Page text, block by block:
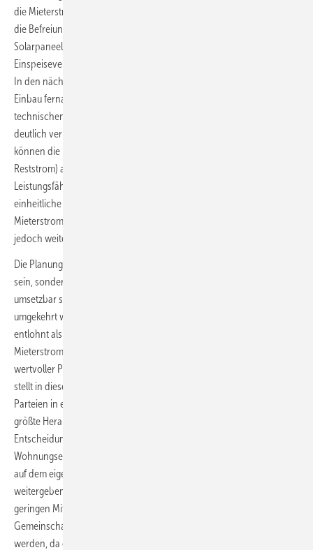
die Mieterstrom attraktiver machen: „Hierzu gehören insbesondere
die Befreiung von der Umsatzsteuer auf Montage und Material der
Solarpaneele, keine Einkommensteuer auf die Erträge aus der
Einspeisevergütung sowie der Wegfall der EEG-Umlage im Jahr 2023.
In den nächsten Jahren wird die ab 2026 geltende Pflicht für den
Einbau fernablesebarer Stromzähler (Heizkostenverordnung) die
technischen Voraussetzungen für die Realisierung von Mieterstrom
deutlich verbessern. Liegt ein sogenannter Smart Meter Gateway vor,
können die Betreiber zwei unterschiedliche Stromtarife (für PV- und
Reststrom) anbieten, und so ihr Risiko einer zu geringen
Leistungsfähigkeit der PV-Anlage minimieren. Eine bundesweit
einheitliche Abwicklung der Prozesse zwischen
Mieterstromanbietern, Netzbetreibern und Messstellenbetreibern ist
jedoch weiterhin essenziell.“
Die Planung von Mieterstrom dürfe kein maßgeschneidertes Projekt
sein, sondern sollte standardisiert und bundesweit einheitlich
umsetzbar sein: „Grundsätzlich sollte auch die Vergütungslogik
umgekehrt werden – eine Volleinspeisung wird im Moment höher
entlohnt als die Überschussteileinspeisung. Dadurch werden in
Mieterstromprojekten kleinere Anlagen als möglich gebaut und
wertvoller Platz auf Dachflächen verschenkt. Ein großes Potenzial
stellt in diesem Zusammenhang die Regulatorik dar, die für alle
Parteien in einem Gebäude klarere Verhältnisse schaffen sollte. Die
größte Herausforderung ist im Mehrfamilienhaus-Segment der
Entscheidungsprozess. Wichtig ist, dass
Wohnungseigentümergemeinschaften den Strom aus der PV-Anlage
auf dem eigenen Dach direkt an die Bewohner im Gebäude
weitergeben können. Großes Risiko resultiert hierbei unter anderem
geringen Mitmachquoten im Haus. Das Modell der
Gemeinschaftlichen Gebäudeversorgung sollte hier der Standard
werden, da der bürokratische Aufwand durch den Wegfall der